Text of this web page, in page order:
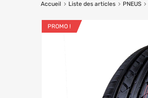
Accueil Liste des articles PNEUS
PROMO !